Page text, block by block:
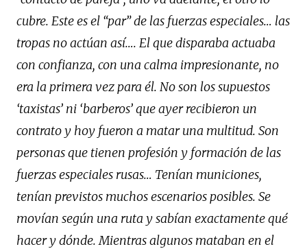
cubre. Este es el “par” de las fuerzas especiales… las
tropas no actúan así…. El que disparaba actuaba
con confianza, con una calma impresionante, no
era la primera vez para él. No son los supuestos
‘taxistas’ ni ‘barberos’ que ayer recibieron un
contrato y hoy fueron a matar una multitud. Son
personas que tienen profesión y formación de las
fuerzas especiales rusas… Tenían municiones,
tenían previstos muchos escenarios posibles. Se
movían según una ruta y sabían exactamente qué
hacer y dónde. Mientras algunos mataban en el